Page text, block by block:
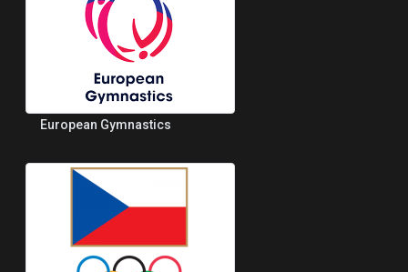
European Gymnastics